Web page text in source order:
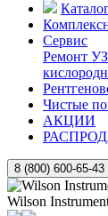
Сервис
Ремонт
Чистые
АКЦИИ
8 (800) 600-65-43
Wilson